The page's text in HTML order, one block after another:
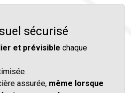
sécurisé
et prévisible chaque
assurée, même lorsque